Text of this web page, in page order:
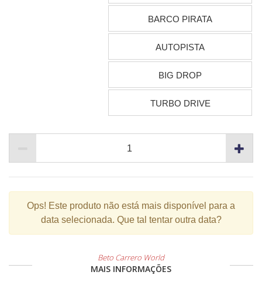
BARCO PIRATA
AUTOPISTA
BIG DROP
TURBO DRIVE
Ops! Este produto não está mais disponível para a
data selecionada. Que tal tentar outra data?
Beto Carrero World
MAIS INFORMAÇÕES